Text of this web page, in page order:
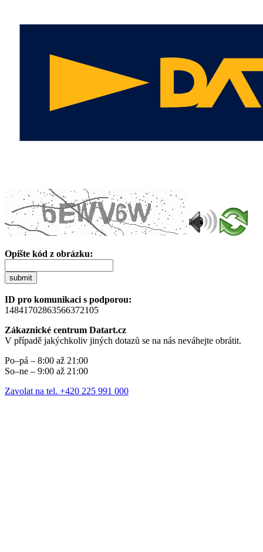
Opište kód z obrázku:
submit
ID pro komunikaci s podporou:
14841702863566372105
Zákaznické centrum Datart.cz
V případě jakýchkoliv jiných dotazů se na nás neváhejte obrátit.
Po–pá – 8:00 až 21:00
So–ne – 9:00 až 21:00
Zavolat na tel. +420 225 991 000